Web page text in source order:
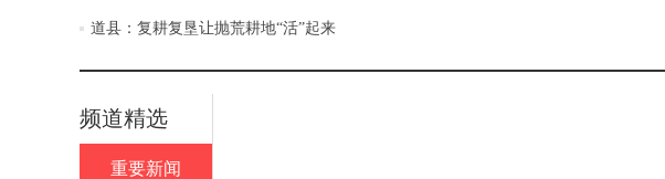
道县：复耕复垦让抛荒耕地“活”起来
频道精选
重要新闻